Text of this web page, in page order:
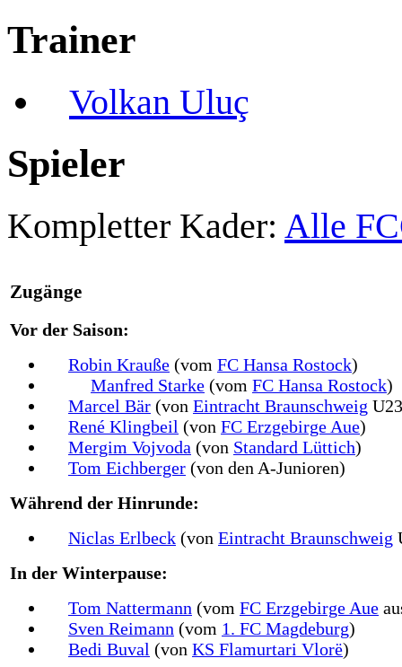
Trainer
Volkan Uluç
Spieler
Kompletter Kader: Alle
Zugänge
Vor der Saison:
Robin Krauße (vom FC Hansa Rostock)
Manfred Starke (vom FC Hansa Rostock)
Marcel Bär (von Eintracht Braunschweig
René Klingbeil (von FC Erzgebirge Aue)
Mergim Vojvoda (von Standard Lüttich)
Tom Eichberger (von den A-Junioren)
Während der Hinrunde:
Niclas Erlbeck (von Eintracht Braunschweig
In der Winterpause:
Tom Nattermann (vom FC Erzgebirge Aue
Sven Reimann (vom 1. FC Magdeburg)
Bedi Buval (von KS Flamurtari Vlorë)